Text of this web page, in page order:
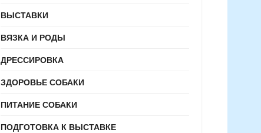
ВЫСТАВКИ
ВЯЗКА И РОДЫ
ДРЕССИРОВКА
ЗДОРОВЬЕ СОБАКИ
ПИТАНИЕ СОБАКИ
ПОДГОТОВКА К ВЫСТАВКЕ